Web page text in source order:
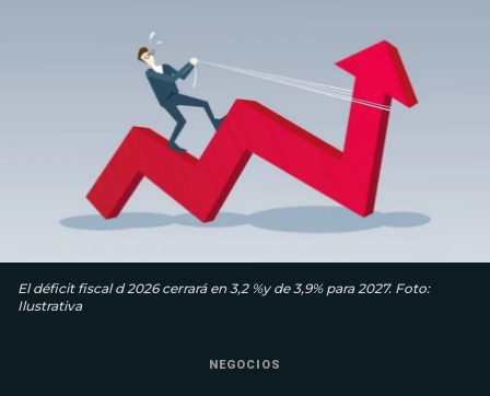
El déficit fiscal d 2026 cerrará en 3,2 %y de 3,9% para 2027. Foto:
Ilustrativa
NEGOCIOS